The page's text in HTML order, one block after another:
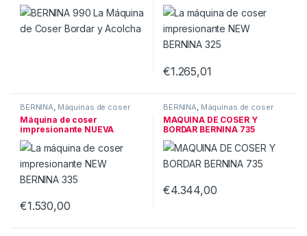
€1.265,01
BERNINA Máquinas de coser
BERNINA
Máquina de coser
impresionante NUEVA
BERNINA 335
€1.530,00
BERNINA Máquinas de coser
BERNINA
MAQUINA DE COSER Y
BORDAR BERNINA 735
€4.344,00